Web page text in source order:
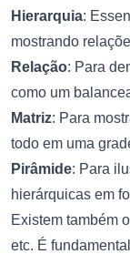
Hierarquia:
mostrando
Relação: Para
como um
Matriz: Para
todo em uma
Pirâmide: Para
hierárquicas em
Existem também
etc. É